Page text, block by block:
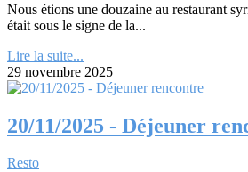
Nous étions une douzaine au restaurant
était sous le signe de la...
Lire la suite...
29 novembre 2025
20/11/2025 - Déjeuner
Resto